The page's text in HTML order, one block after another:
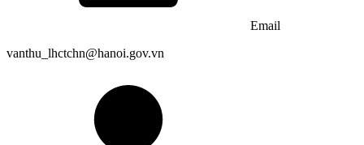
Email
vanthu_lhctchn@hanoi.gov.vn